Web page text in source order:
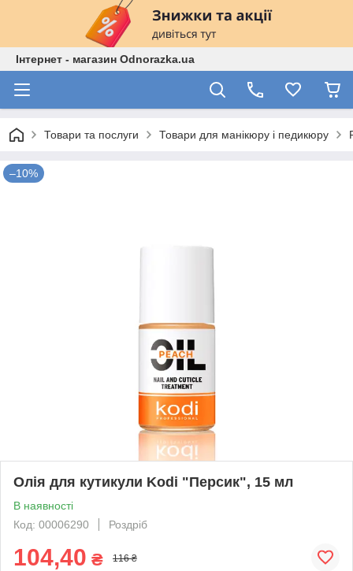
Інтернет - магазин Odnorazka.ua
Товари та послуги Товари для манікюру і педикюру
–10%
Олія для кутикули Kodi "Персик", 15 мл
В наявності
Код: 00006290
Роздріб
104,40 ₴ 116 ₴